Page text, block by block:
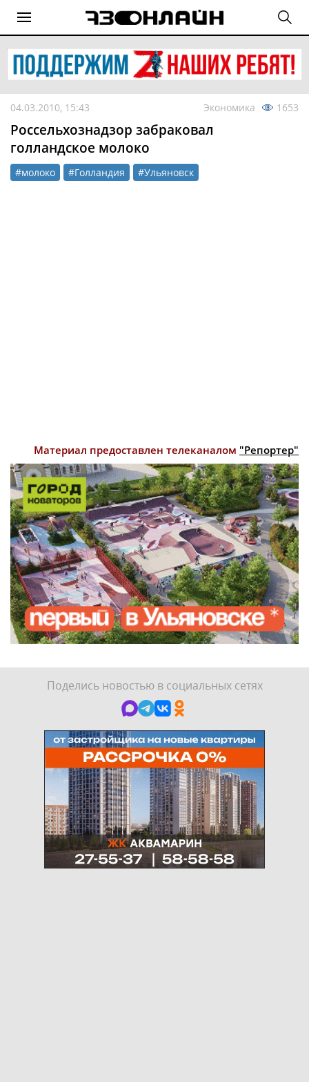
04.03.2010, 15:43 Экономика 1653
Россельхознадзор забраковал
голландское молоко
#молоко #Голландия #Ульяновск
Материал предоставлен телеканалом "Репортер"
Поделись новостью в социальных сетях